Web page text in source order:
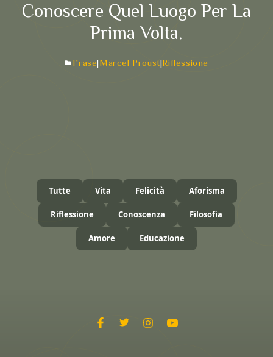
Conoscere Quel Luogo Per La
Prima Volta.
Frase|Marcel Proust|Riflessione
Tutte Vita Felicità Aforisma
Riflessione Conoscenza Filosofia
Amore Educazione